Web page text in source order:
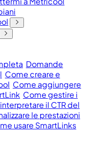
Domande
Come creare e
Come aggiungere
Come gestire i
il CTR del
le prestazioni
usare SmartLinks